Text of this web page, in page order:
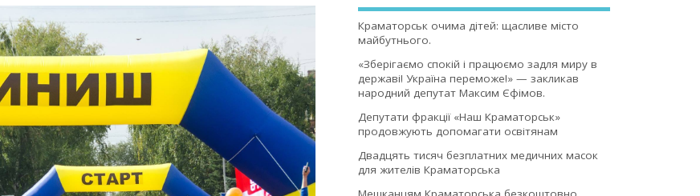
Краматорськ очима дітей: щасливе місто
майбутнього.
«Зберігаємо спокій і працюємо задля миру в
державі! Україна переможе!» — закликав
народний депутат Максим Єфімов.
Депутати фракції «Наш Краматорськ»
продовжують допомагати освітянам
Двадцять тисяч безплатних медичних масок
для жителів Краматорська